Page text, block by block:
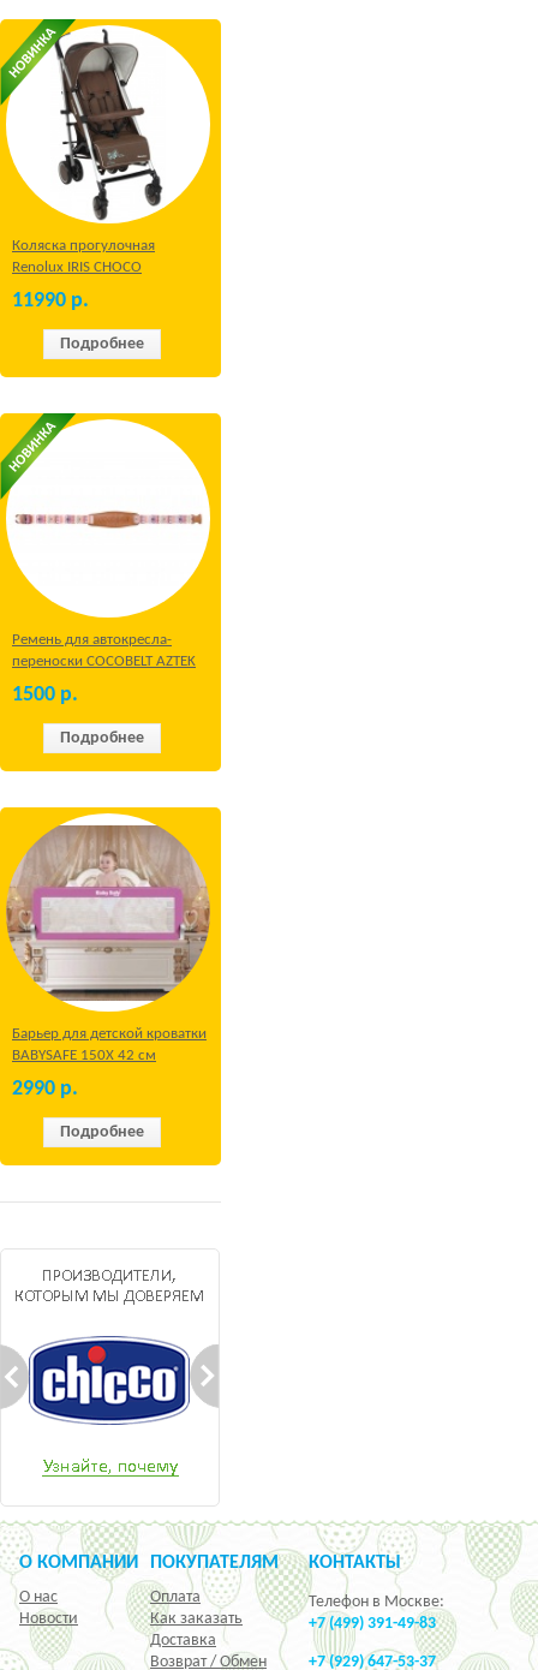
Коляска прогулочная
Renolux IRIS CHOCO
11990 р.
Подробнее
Ремень для автокресла-
переноски COCOBELT AZTEK
1500 р.
Подробнее
Барьер для детской кроватки
BABYSAFE 150Х 42 см
Бежевый
2990 р.
Подробнее
О КОМПАНИИ
О нас
Новости
ПОКУПАТЕЛЯМ
Оплата
Как заказать
Доставка
Возврат / Обмен
КОНТАКТЫ
Телефон в Москве:
+7 (499) 391-49-83
+7 (929) 647-53-37